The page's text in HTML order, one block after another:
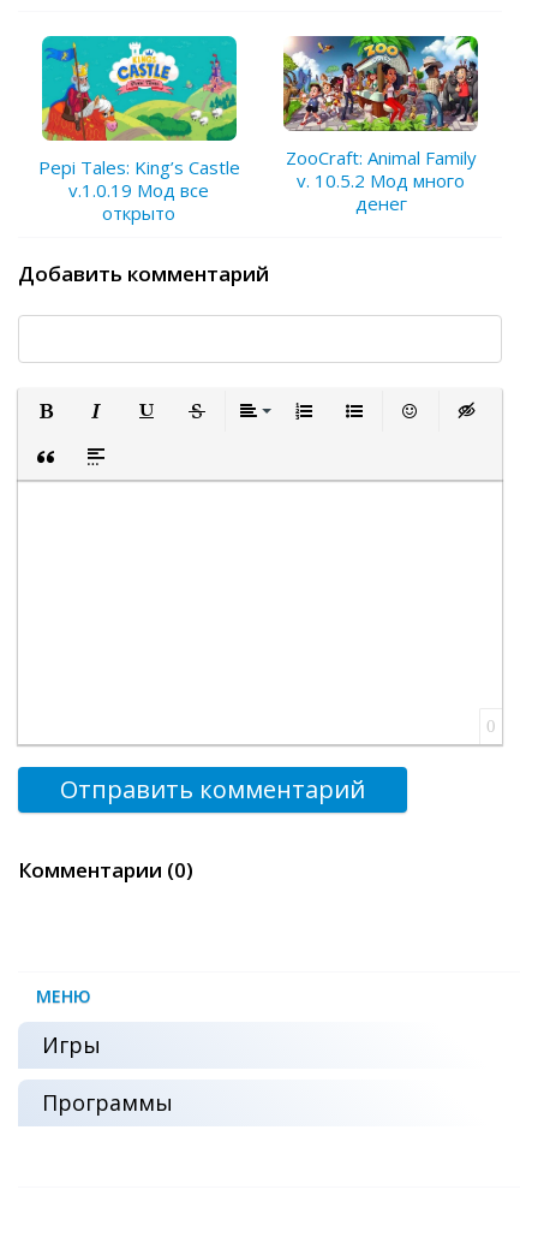
Pepi Tales: King’s Castle
v.1.0.19 Мод все
открыто
ZooCraft: Animal Family
v. 10.5.2 Мод много
денег
Добавить комментарий
Вставка цитаты
Вставка спойлера
0
Отправить комментарий
Комментарии (0)
МЕНЮ
Игры
Программы